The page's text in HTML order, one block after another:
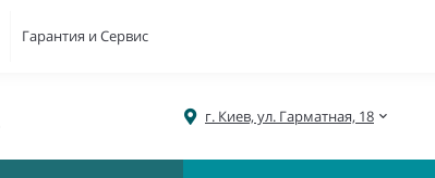
Гарантия и Сервис
г. Киев, ул. Гарматная, 18